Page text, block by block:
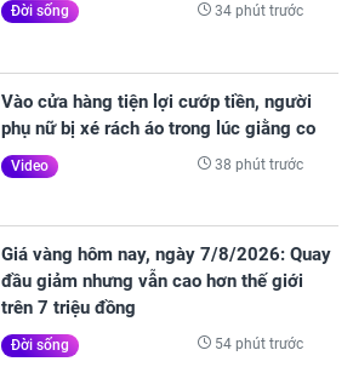
Đời sống 34 phút trước
Vào cửa hàng tiện lợi cướp tiền, người
phụ nữ bị xé rách áo trong lúc giằng co
Video 38 phút trước
Giá vàng hôm nay, ngày 7/8/2026: Quay
đầu giảm nhưng vẫn cao hơn thế giới
trên 7 triệu đồng
Đời sống 54 phút trước